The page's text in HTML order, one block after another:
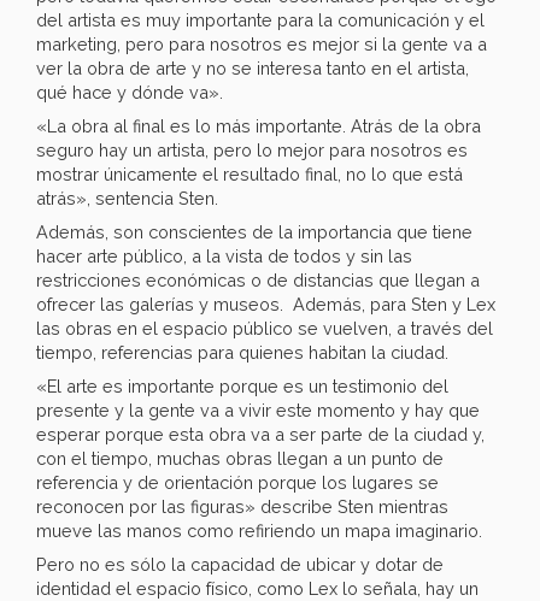
del artista es muy importante para la comunicación y el
marketing, pero para nosotros es mejor si la gente va a
ver la obra de arte y no se interesa tanto en el artista,
qué hace y dónde va».
«La obra al final es lo más importante. Atrás de la obra
seguro hay un artista, pero lo mejor para nosotros es
mostrar únicamente el resultado final, no lo que está
atrás», sentencia Sten.
Además, son conscientes de la importancia que tiene
hacer arte público, a la vista de todos y sin las
restricciones económicas o de distancias que llegan a
ofrecer las galerías y museos. Además, para Sten y Lex
las obras en el espacio público se vuelven, a través del
tiempo, referencias para quienes habitan la ciudad.
«El arte es importante porque es un testimonio del
presente y la gente va a vivir este momento y hay que
esperar porque esta obra va a ser parte de la ciudad y,
con el tiempo, muchas obras llegan a un punto de
referencia y de orientación porque los lugares se
reconocen por las figuras» describe Sten mientras
mueve las manos como refiriendo un mapa imaginario.
Pero no es sólo la capacidad de ubicar y dotar de
identidad el espacio físico, como Lex lo señala, hay un